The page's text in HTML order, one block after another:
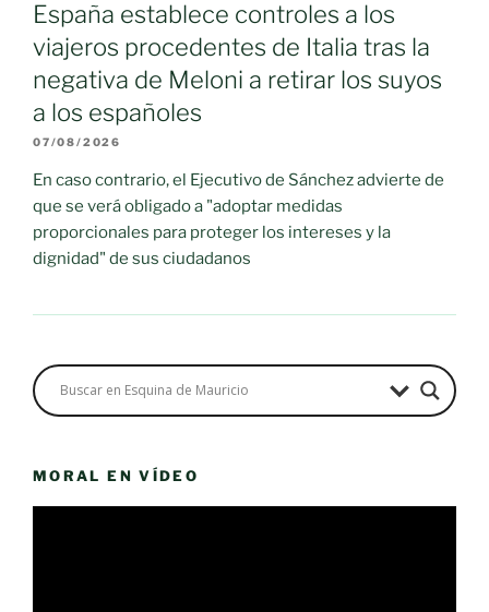
España establece controles a los
viajeros procedentes de Italia tras la
negativa de Meloni a retirar los suyos
a los españoles
07/08/2026
En caso contrario, el Ejecutivo de Sánchez advierte de
que se verá obligado a "adoptar medidas
proporcionales para proteger los intereses y la
dignidad" de sus ciudadanos
MORAL EN VÍDEO